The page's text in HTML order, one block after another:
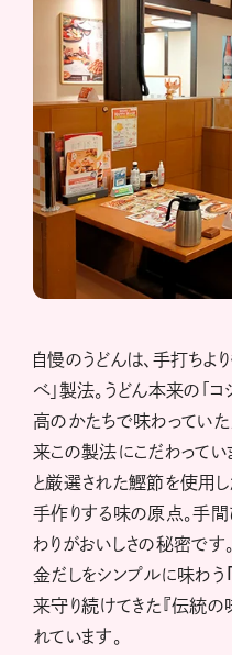
自慢のうどんは、手打ちよ
べ」製法。うどん本来の「コ
高のかたちで味わってい
来この製法にこだわって
と厳選された鰹節を使用し
手作りする味の原点。手
わりがおいしさの秘密です
金だしをシンプルに味わう
来守り続けてきた『伝統の
れています。